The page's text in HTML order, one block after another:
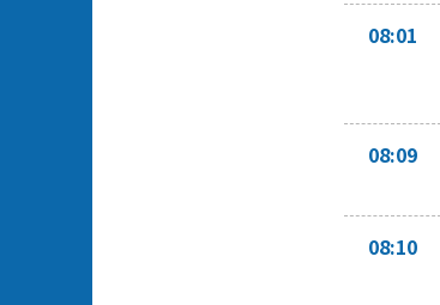
08:01
08:09
08:10